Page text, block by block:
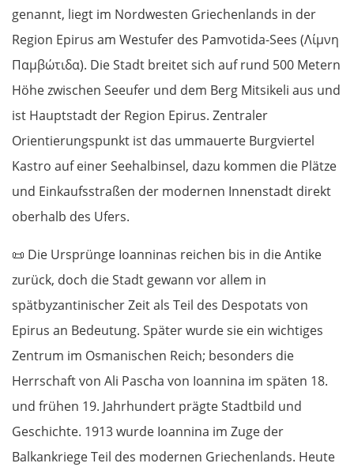
genannt, liegt im Nordwesten Griechenlands in der
Region Epirus am Westufer des Pamvotida-Sees (Λίμνη
Παμβώτιδα). Die Stadt breitet sich auf rund 500 Metern
Höhe zwischen Seeufer und dem Berg Mitsikeli aus und
ist Hauptstadt der Region Epirus. Zentraler
Orientierungspunkt ist das ummauerte Burgviertel
Kastro auf einer Seehalbinsel, dazu kommen die Plätze
und Einkaufsstraßen der modernen Innenstadt direkt
oberhalb des Ufers.
📜 Die Ursprünge Ioanninas reichen bis in die Antike
zurück, doch die Stadt gewann vor allem in
spätbyzantinischer Zeit als Teil des Despotats von
Epirus an Bedeutung. Später wurde sie ein wichtiges
Zentrum im Osmanischen Reich; besonders die
Herrschaft von Ali Pascha von Ioannina im späten 18.
und frühen 19. Jahrhundert prägte Stadtbild und
Geschichte. 1913 wurde Ioannina im Zuge der
Balkankriege Teil des modernen Griechenlands. Heute